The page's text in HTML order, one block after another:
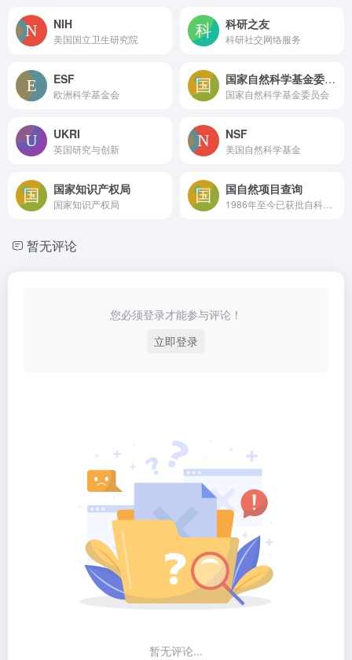
NIH
美国国立卫生研究院
科研之友
科研社交网络服务
ESF
欧洲科学基金会
国家自然科学基金委员会
国家自然科学基金委员会
UKRI
英国研究与创新
NSF
美国自然科学基金
国家知识产权局
国家知识产权局
国自然项目查询
暂无评论
您必须登录才能参与评论！
立即登录
暂无评论...